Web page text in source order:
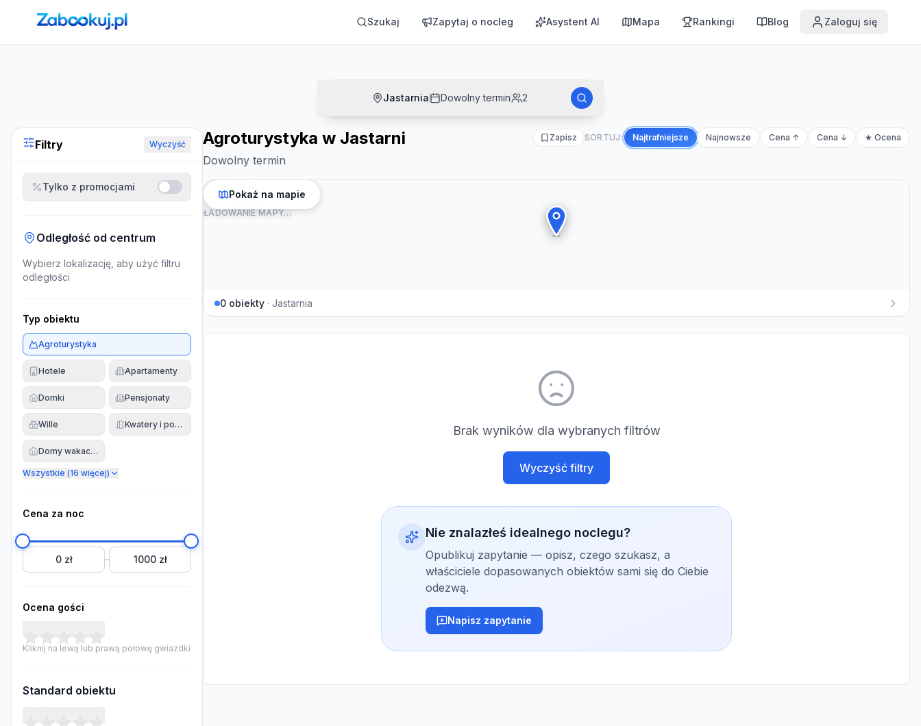
Strona główna ›Noclegi Szukaj Zapytaj o nocleg Asystent AI Mapa Rankingi Blog Zaloguj się
Jastarnia Dowolny termin 2
Filtry Wyczyść
Tylko z promocjami
Odległość od centrum
Wybierz lokalizację, aby użyć filtru
odległości
Typ obiektu
Agroturystyka
Hotele Apartamenty
Domki Pensjonaty
Wille Kwatery i pokoje
Domy wakacyjne
Wszystkie (16 więcej)
Cena za noc
0 zł – 1000 zł
Ocena gości
Kliknij na lewą lub prawą połowę gwiazdki
Standard obiektu
Agroturystyka w Jastarni
Dowolny termin
Zapisz SORTUJ: Najtrafniejsze Najnowsze Cena ↑ Cena ↓ ★ Ocena
ŁADOWANIE MAPY…
Pokaż na mapie
0 obiekty · Jastarnia
Brak wyników dla wybranych filtrów
Wyczyść filtry
Nie znalazłeś idealnego noclegu?
Opublikuj zapytanie — opisz, czego szukasz, a
właściciele dopasowanych obiektów sami się do Ciebie
odezwą.
Napisz zapytanie